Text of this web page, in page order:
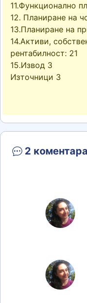
11.Функционално
12. Планиране на
13.Планиране на
14.Активи,
рентабилност: 21
15.Извод 3
Източници 3
2 коментара